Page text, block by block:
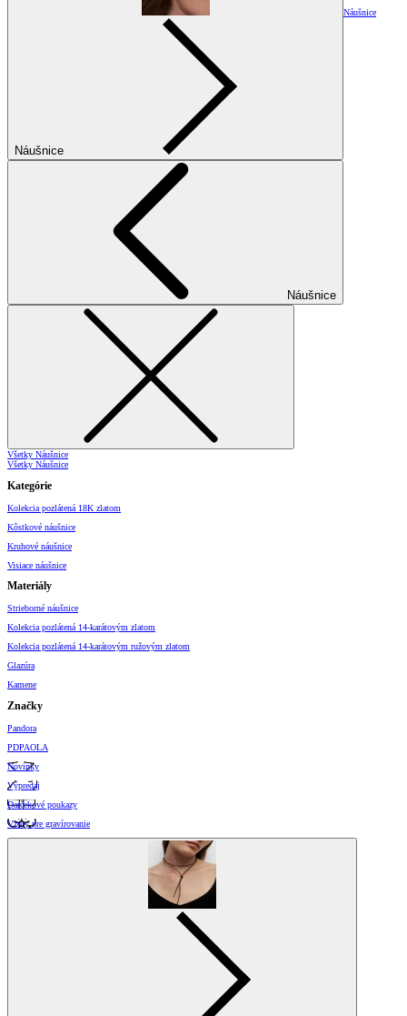
Náušnice
Náušnice
Náušnice
Všetky Náušnice
Všetky Náušnice
Kategórie
Kolekcia pozlátená 18K zlatom
Kôstkové náušnice
Kruhové náušnice
Visiace náušnice
Materiály
Strieborné náušnice
Kolekcia pozlátená 14-karátovým zlatom
Kolekcia pozlátená 14-karátovým ružovým zlatom
Glazúra
Kamene
Značky
Pandora
PDPAOLA
Novinky
Výpredaj
Darčekové poukazy
Vzory pre gravírovanie